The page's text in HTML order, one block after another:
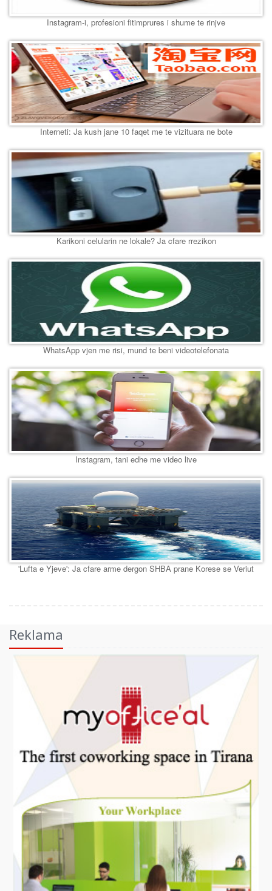
Instagram-i, profesioni fitimprures i shume te rinjve
Interneti: Ja kush jane 10 faqet me te vizituara ne bote
Karikoni celularin ne lokale? Ja cfare rrezikon
WhatsApp vjen me risi, mund te beni videotelefonata
Instagram, tani edhe me video live
'Lufta e Yjeve': Ja cfare arme dergon SHBA prane Korese se Veriut
Reklama